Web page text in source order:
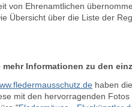
von Ehrenamtlichen
Übersicht über die Liste der
mehr Informationen zu den
haben
mit den hervorragenden